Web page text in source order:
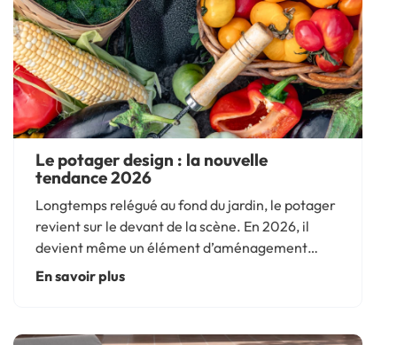
Le potager design : la nouvelle
tendance 2026
Longtemps relégué au fond du jardin, le potager
revient sur le devant de la scène. En 2026, il
devient même un élément d’aménagement
extérieur. Structuré, esthétique et pratique, le
potager design s’intègre parfaitement à une
En savoir plus